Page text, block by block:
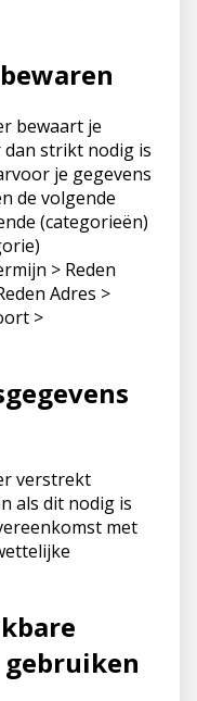
bewaart je
strikt nodig is
je gegevens
de volgende
(categorieën)
> Reden
Adres >
>
verstrekt
als dit nodig is
met